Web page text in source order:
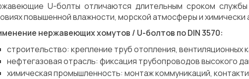
U-болты отличаются длительным сроком
повышенной влажности, морской атмосферы и химически
нержавеющих хомутов / U-болтов по DIN 3570:
строительство: крепление труб отопления, вентиляционных
нефтегазовая отрасль: фиксация трубопроводов высокого
химическая промышленность: монтаж коммуникаций,